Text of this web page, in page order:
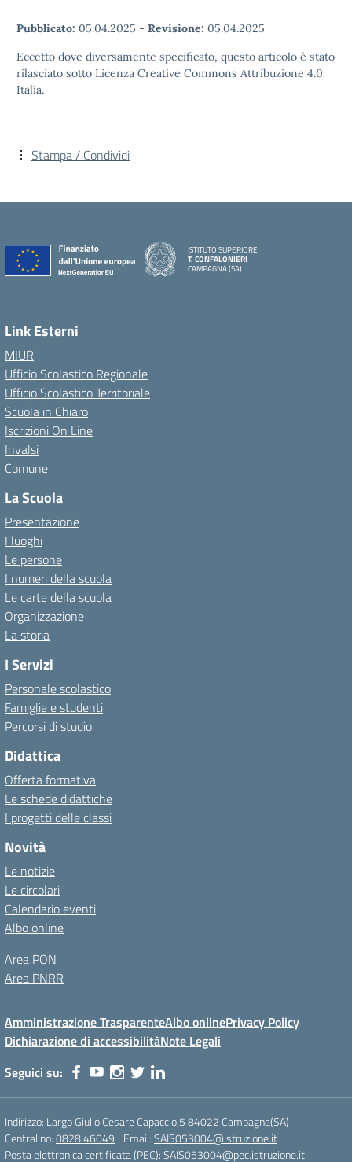
Pubblicato: 05.04.2025 - Revisione: 05.04.2025
Eccetto dove diversamente specificato, questo articolo è stato
rilasciato sotto Licenza Creative Commons Attribuzione 4.0
Italia.
Stampa / Condividi
ISTITUTO SUPERIORE
T. CONFALONIERI
CAMPAGNA (SA)
Link Esterni
MIUR
Ufficio Scolastico Regionale
Ufficio Scolastico Territoriale
Scuola in Chiaro
Iscrizioni On Line
Invalsi
Comune
La Scuola
Presentazione
I luoghi
Le persone
I numeri della scuola
Le carte della scuola
Organizzazione
La storia
I Servizi
Personale scolastico
Famiglie e studenti
Percorsi di studio
Didattica
Offerta formativa
Le schede didattiche
I progetti delle classi
Novità
Le notizie
Le circolari
Calendario eventi
Albo online
Area PON
Area PNRR
Amministrazione TrasparenteAlbo onlinePrivacy Policy
Dichiarazione di accessibilitàNote Legali
Seguici su:
Indirizzo: Largo Giulio Cesare Capaccio,5 84022 Campagna(SA)
Centralino:0828 46049 Email:SAIS053004@istruzione.it
Posta elettronica certificata (PEC):SAIS053004@pec.istruzione.it